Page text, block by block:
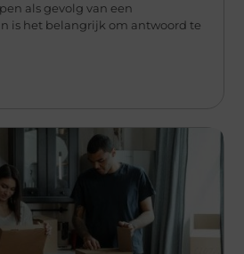
als gevolg van een
is het belangrijk om antwoord te